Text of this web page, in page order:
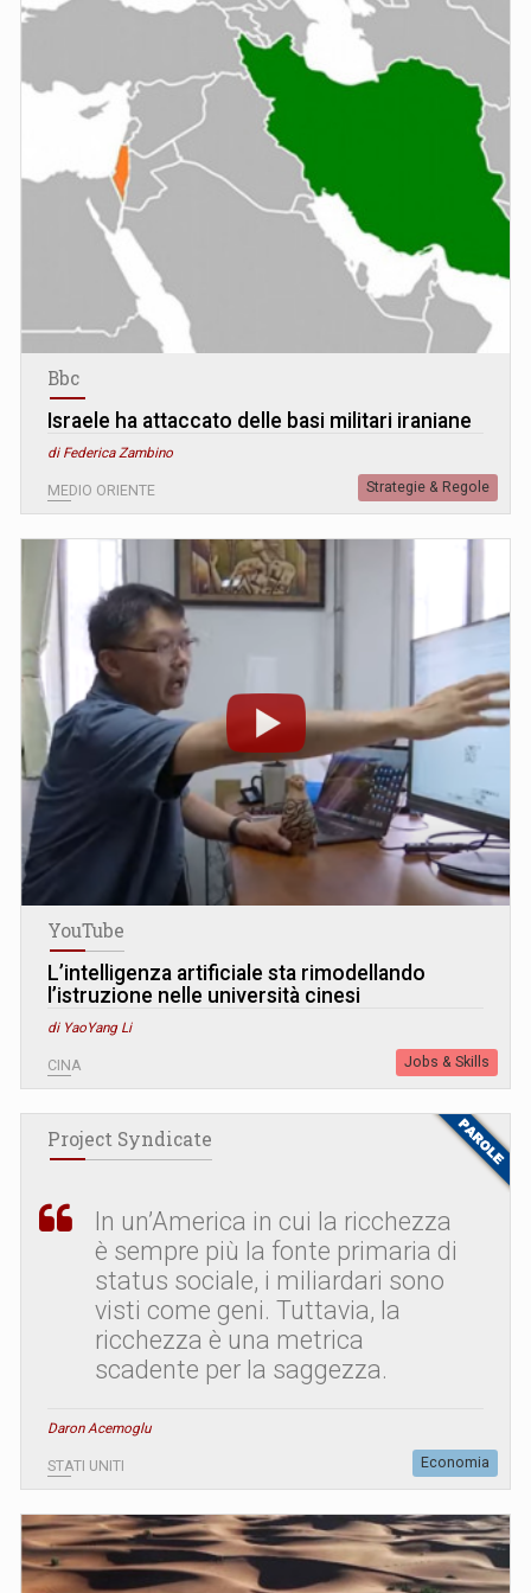
Bbc
Israele ha attaccato delle basi militari iraniane
di Federica Zambino
MEDIO ORIENTE Strategie & Regole
YouTube
L’intelligenza artificiale sta rimodellando
l’istruzione nelle università cinesi
di YaoYang Li
CINA Jobs & Skills
Project Syndicate
In un’America in cui la ricchezza
è sempre più la fonte primaria di
status sociale, i miliardari sono
visti come geni. Tuttavia, la
ricchezza è una metrica
scadente per la saggezza.
Daron Acemoglu
STATI UNITI Economia